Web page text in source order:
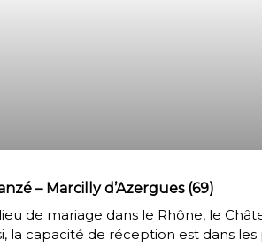
– Marcilly d’Azergues (69)
de mariage dans le Rhône, le
la capacité de réception est dans